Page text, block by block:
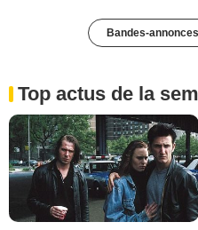
Bandes-
Top actus de la